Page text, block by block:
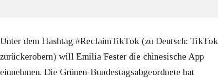
Unter dem Hashtag #ReclaimTikTok (zu Deutsch: TikTok
zurückerobern) will Emilia Fester die chinesische App
einnehmen. Die Grünen-Bundestagsabgeordnete hat